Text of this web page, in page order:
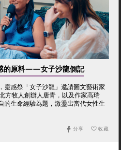
的原料——女子沙龍側記
靈感祭「女子沙龍」邀請圖文藝術家
方牧人創辦人唐青，以及作家高瑞
的生命經驗為題，激盪出當代女性生
收藏
分享